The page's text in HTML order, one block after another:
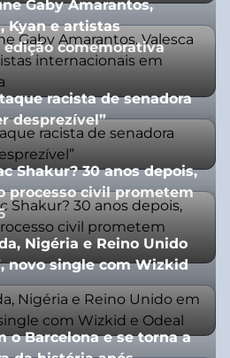
Gaby Amarantos,
Kyan e artistas
comemorativa
racista de senadora
desprezível”
Shakur? 30 anos depois,
processo civil prometem
Nigéria e Reino Unido
novo single com Wizkid
o Barcelona e se torna a